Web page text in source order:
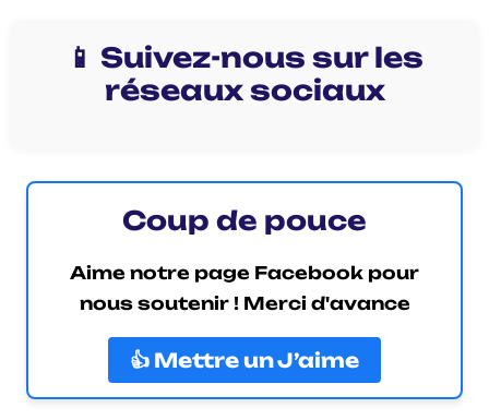
📱 Suivez-nous sur les
réseaux sociaux
Coup de pouce
Aime notre page Facebook pour
nous soutenir ! Merci d'avance
👍 Mettre un J’aime